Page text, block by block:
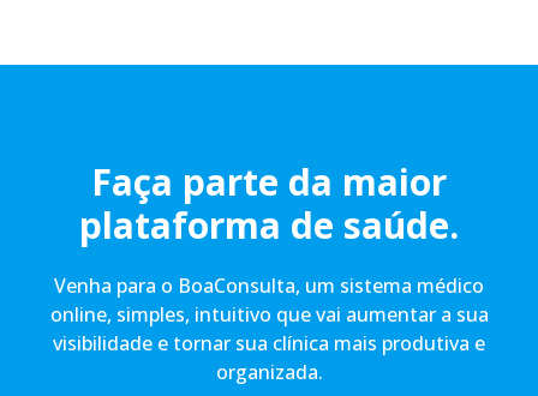
Faça parte da maior
plataforma de saúde.
Venha para o BoaConsulta, um sistema médico
online, simples, intuitivo que vai aumentar a sua
visibilidade e tornar sua clínica mais produtiva e
organizada.